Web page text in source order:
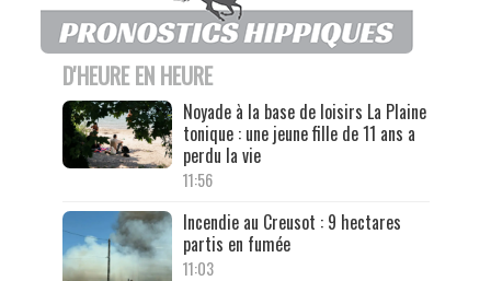
D'HEURE EN HEURE
Noyade à la base de loisirs La Plaine
tonique : une jeune fille de 11 ans a
perdu la vie
11:56
Incendie au Creusot : 9 hectares
partis en fumée
11:03